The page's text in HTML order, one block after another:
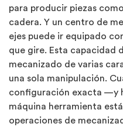
para producir piezas
cadera. Y un centro de
ejes puede ir equipado
que gire. Esta capacidad
mecanizado de varias
una sola manipulación.
configuración exacta —y
máquina herramienta
operaciones de